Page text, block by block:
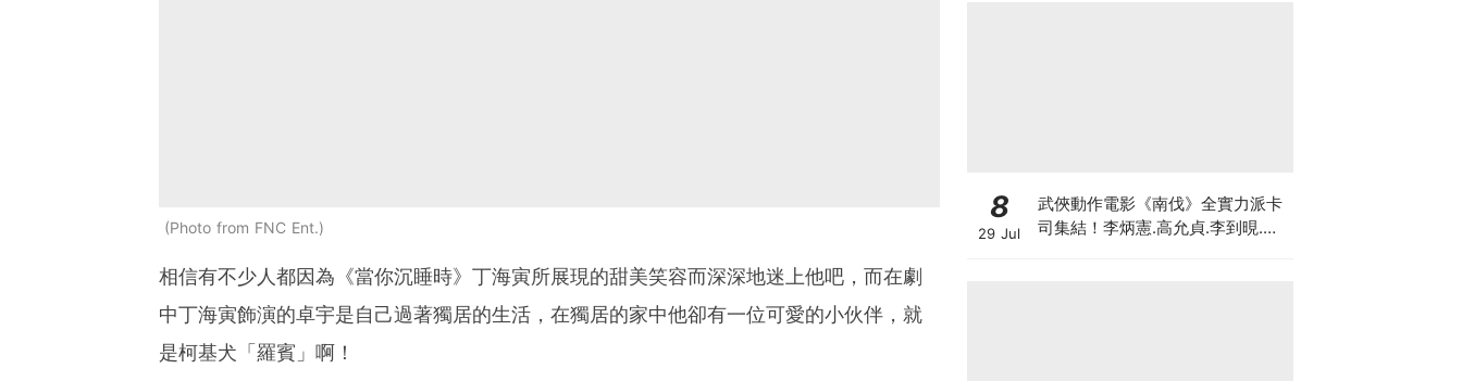
Photo from FNC Ent.
相信有不少人都因為《當你沉睡時》丁海寅所展現的甜美笑容而深深地迷上他吧，而在劇
中丁海寅飾演的卓宇是自己過著獨居的生活，在獨居的家中他卻有一位可愛的小伙伴，就
是柯基犬「羅賓」啊！
8
29 Jul
武俠動作電影《南伐》全實力派卡
司集結！李炳憲.高允貞.李到晛.朴